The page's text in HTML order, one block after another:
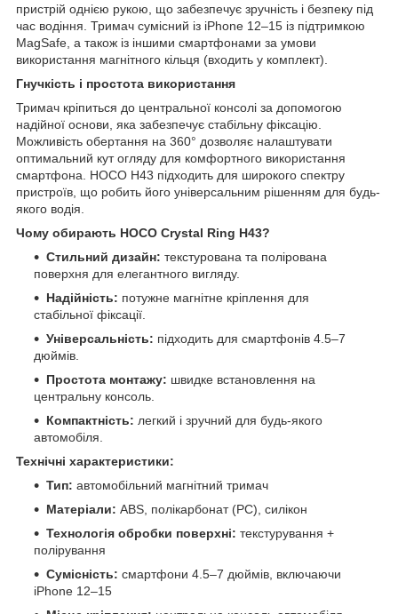
пристрій однією рукою, що забезпечує зручність і безпеку під
час водіння. Тримач сумісний із iPhone 12–15 із підтримкою
MagSafe, а також із іншими смартфонами за умови
використання магнітного кільця (входить у комплект).
Гнучкість і простота використання
Тримач кріпиться до центральної консолі за допомогою
надійної основи, яка забезпечує стабільну фіксацію.
Можливість обертання на 360° дозволяє налаштувати
оптимальний кут огляду для комфортного використання
смартфона. HOCO H43 підходить для широкого спектру
пристроїв, що робить його універсальним рішенням для будь-
якого водія.
Чому обирають HOCO Crystal Ring H43?
Стильний дизайн: текстурована та полірована
поверхня для елегантного вигляду.
Надійність: потужне магнітне кріплення для
стабільної фіксації.
Універсальність: підходить для смартфонів 4.5–7
дюймів.
Простота монтажу: швидке встановлення на
центральну консоль.
Компактність: легкий і зручний для будь-якого
автомобіля.
Технічні характеристики:
Тип: автомобільний магнітний тримач
Матеріали: ABS, полікарбонат (PC), силікон
Технологія обробки поверхні: текстурування +
полірування
Сумісність: смартфони 4.5–7 дюймів, включаючи
iPhone 12–15